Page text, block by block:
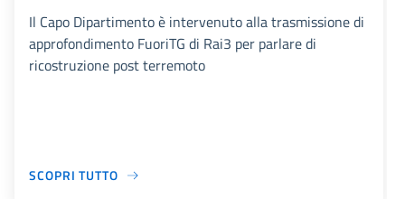
Il Capo Dipartimento è intervenuto alla trasmissione di
approfondimento FuoriTG di Rai3 per parlare di
ricostruzione post terremoto
SCOPRI TUTTO